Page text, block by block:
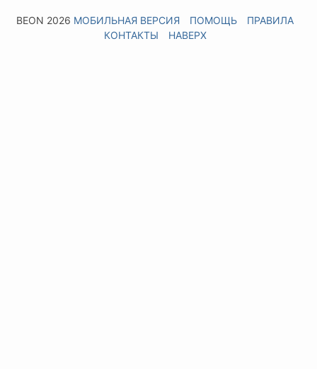
BEON 2026 МОБИЛЬНАЯ ВЕРСИЯ ПОМОЩЬ
ПРАВИЛА
КОНТАКТЫ
НАВЕРХ